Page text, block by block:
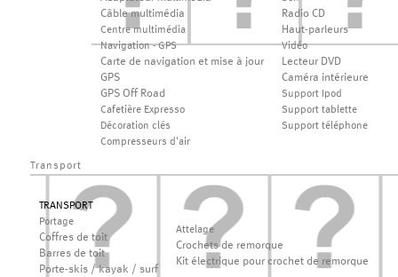
Câble multimédia
Centre multimédia
Navigation - GPS
Carte de navigation et mise à jour
GPS
GPS Off Road
Cafetière Expresso
Décoration clés
Compresseurs d'air
Radio CD
Haut-parleurs
Vidéo
Lecteur DVD
Caméra intérieure
Support Ipod
Support tablette
Support téléphone
Transport
TRANSPORT
Portage
Coffres de toit
Barres de toit
Porte-skis / kayak / surf
Attelage
Crochets de remorque
Kit électrique pour crochet de remorque